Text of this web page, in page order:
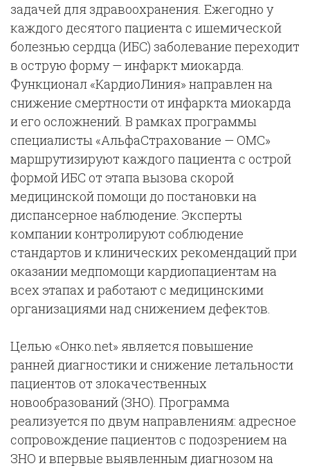
задачей для здравоохранения. Ежегодно у
каждого десятого пациента с ишемической
болезнью сердца (ИБС) заболевание переходит
в острую форму — инфаркт миокарда.
Функционал «КардиоЛиния» направлен на
снижение смертности от инфаркта миокарда
и его осложнений. В рамках программы
специалисты «АльфаСтрахование — ОМС»
маршрутизируют каждого пациента с острой
формой ИБС от этапа вызова скорой
медицинской помощи до постановки на
диспансерное наблюдение. Эксперты
компании контролируют соблюдение
стандартов и клинических рекомендаций при
оказании медпомощи кардиопациентам на
всех этапах и работают с медицинскими
организациями над снижением дефектов.
Целью «Онко.net» является повышение
ранней диагностики и снижение летальности
пациентов от злокачественных
новообразований (ЗНО). Программа
реализуется по двум направлениям: адресное
сопровождение пациентов с подозрением на
ЗНО и впервые выявленным диагнозом на